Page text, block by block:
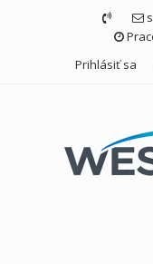
Prihlásiť sa